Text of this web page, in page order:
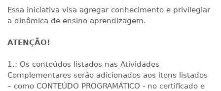
Essa iniciativa visa agregar conhecimento e privilegiar
a dinâmica de ensino-aprendizagem.
ATENÇÃO!
1.: Os conteúdos listados nas Atividades
Complementares serão adicionados aos itens listados
– como CONTEÚDO PROGRAMÁTICO - no certificado e